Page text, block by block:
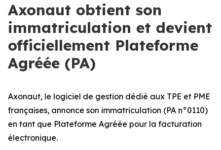
Axonaut obtient son
immatriculation et devient
officiellement Plateforme
Agréée (PA)
Axonaut, le logiciel de gestion dédié aux TPE et PME
françaises, annonce son immatriculation (PA n°0110)
en tant que Plateforme Agréée pour la facturation
électronique.